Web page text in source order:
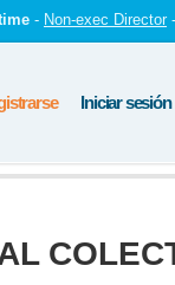
- Non-exec Director
Iniciar sesión